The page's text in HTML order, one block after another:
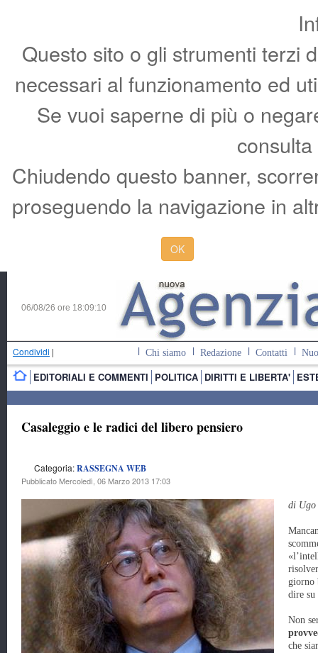
Questo sito o gli strumenti terzi
necessari al funzionamento ed
Se vuoi saperne di più o
Chiudendo questo banner,
proseguendo la navigazione in
OK
06/08/26 ore 18:09:11
Condividi | Chi siamo Redazione Contatti
EDITORIALI E COMMENTI POLITICA DIRITTI E LIBERTA'
Casaleggio e le radici del libero pensiero
Categoria:RASSEGNA WEB
Pubblicato Mercoledì, 06 Marzo 2013 17:03
di
giorno
dire su
Non
che